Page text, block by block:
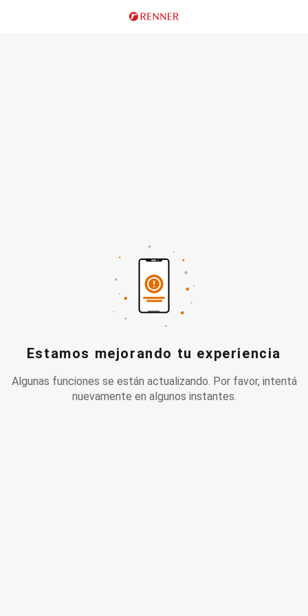
Estamos mejorando tu experiencia
Algunas funciones se están actualizando. Por favor, intentá
nuevamente en algunos instantes.